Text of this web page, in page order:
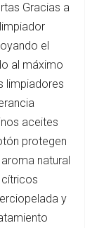
Gracias a
el
al máximo
limpiadores
aceites
protegen
natural
y